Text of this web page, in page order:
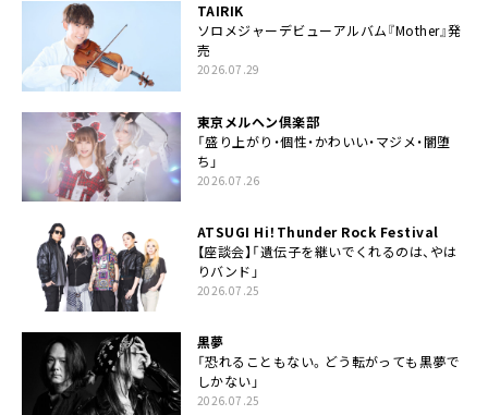
TAIRIK
ソロメジャーデビューアルバム『Mother』発
売
2026.07.29
東京メルヘン倶楽部
「盛り上がり・個性・かわいい・マジメ・闇堕
ち」
2026.07.26
ATSUGI Hi！Thunder Rock Festival
【座談会】「遺伝子を継いでくれるのは、やは
りバンド」
2026.07.25
黒夢
「恐れることもない。どう転がっても黒夢で
しかない」
2026.07.25